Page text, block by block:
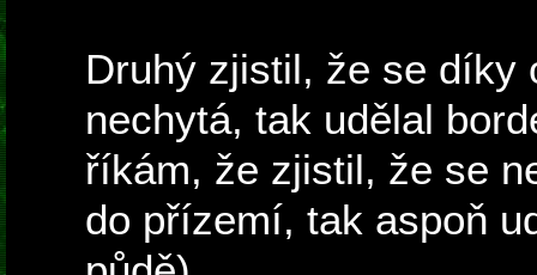
Druhý zjistil, že se díky
nechytá, tak udělal
říkám, že zjistil, že se
do přízemí, tak aspoň